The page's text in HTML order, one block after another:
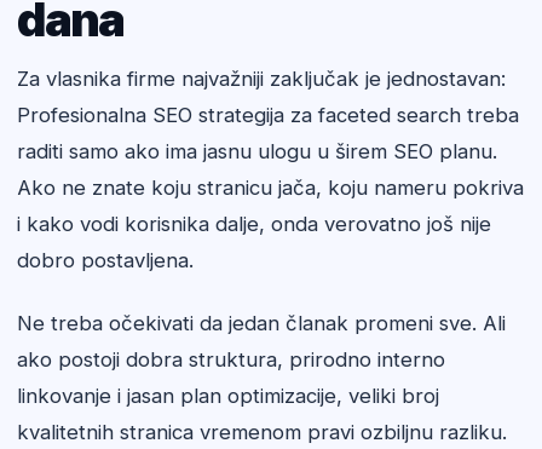
dana
Za vlasnika firme najvažniji zaključak je jednostavan:
Profesionalna SEO strategija za faceted search treba
raditi samo ako ima jasnu ulogu u širem SEO planu.
Ako ne znate koju stranicu jača, koju nameru pokriva
i kako vodi korisnika dalje, onda verovatno još nije
dobro postavljena.
Ne treba očekivati da jedan članak promeni sve. Ali
ako postoji dobra struktura, prirodno interno
linkovanje i jasan plan optimizacije, veliki broj
kvalitetnih stranica vremenom pravi ozbiljnu razliku.